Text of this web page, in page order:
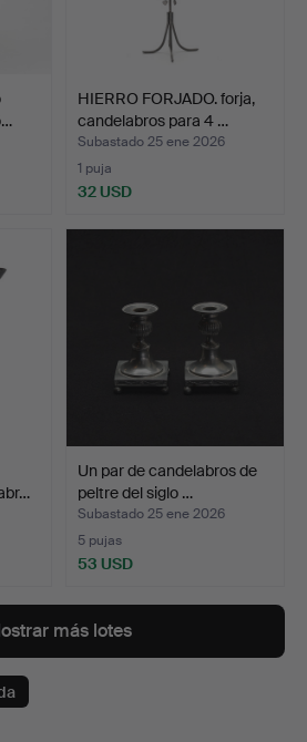
HIERRO FORJADO. forja,
candelabros para 4 …
Subastado 25 ene 2026
1 puja
32 USD
Un par de candelabros de
peltre del siglo …
Subastado 25 ene 2026
5 pujas
53 USD
más lotes